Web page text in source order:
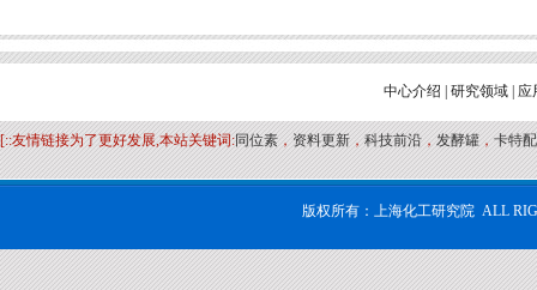
中心介绍 研究领域 应
[::友情链接为了更好发展,本站关键词:同位素，资料更新，科技前沿，发酵罐，卡特
版权所有：上海化工研究院 ALL